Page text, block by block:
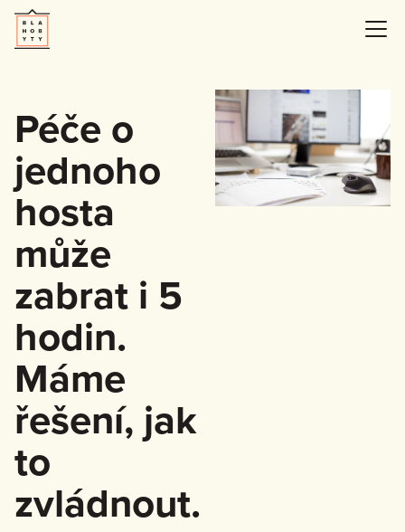
Péče o
jednoho
hosta
může
zabrat i 5
hodin.
Máme
řešení, jak
to
zvládnout.